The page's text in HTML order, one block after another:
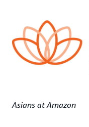
Asians at Amazon